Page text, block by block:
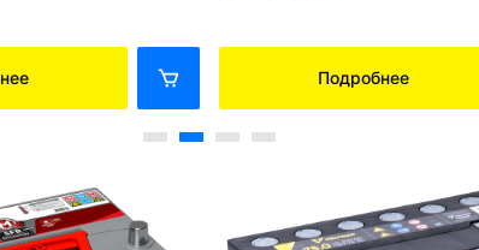
Подробнее